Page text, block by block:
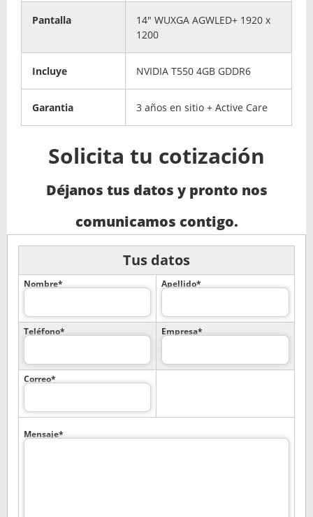
Pantalla
14" WUXGA AGWLED+ 1920 x
1200
Incluye NVIDIA T550 4GB GDDR6
Garantia 3 años en sitio + Active Care
Solicita tu cotización
Déjanos tus datos y pronto nos
comunicamos contigo.
Tus datos
Nombre* Apellido*
Teléfono* Empresa*
Correo*
Mensaje*